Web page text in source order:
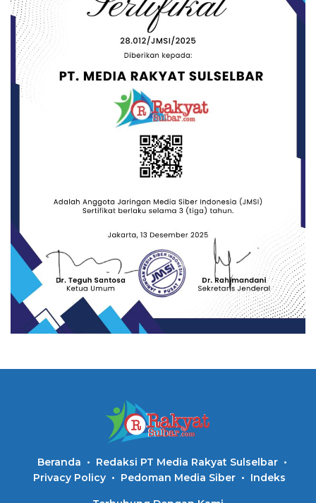
Beranda
Redaksi PT Media Rakyat Sulselbar
Privacy Policy
Pedoman Media Siber Indeks